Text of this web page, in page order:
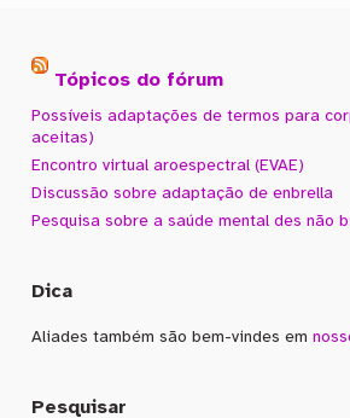
Tópicos do fórum
Possíveis adaptações de termos para
aceitas)
Encontro virtual aroespectral (EVAE)
Discussão sobre adaptação de enbrella
Pesquisa sobre a saúde mental des não
Dica
Aliades também são bem-vindes em
Pesquisar